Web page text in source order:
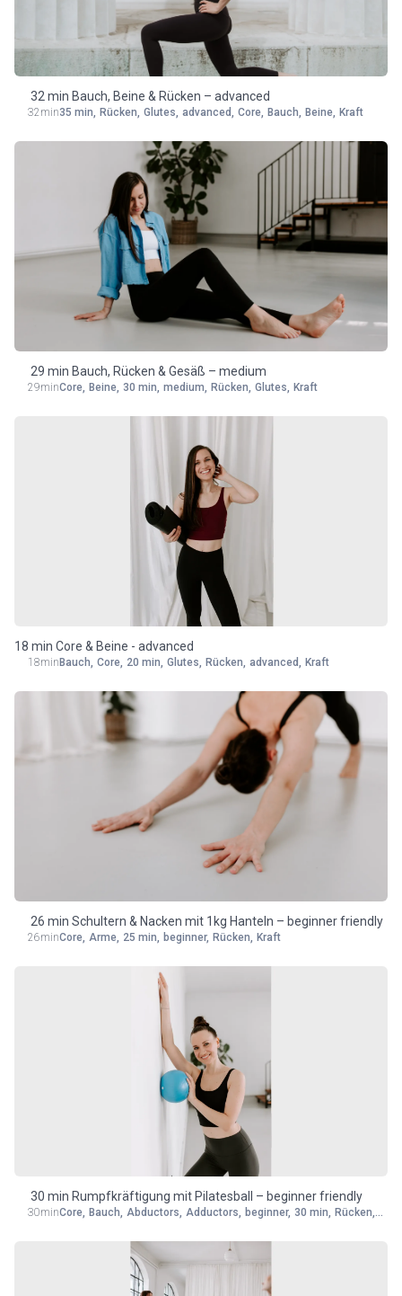
32 min Bauch, Beine & Rücken – advanced
32min35 min, Rücken, Glutes, advanced, Core, Bauch, Beine, Kraft
29 min Bauch, Rücken & Gesäß – medium
29minCore, Beine, 30 min, medium, Rücken, Glutes, Kraft
18 min Core & Beine - advanced
18min Bauch, Core, 20 min, Glutes, Rücken, advanced, Kraft
26 min Schultern & Nacken mit 1kg Hanteln – beginner friendly
26minCore, Arme, 25 min, beginner, Rücken, Kraft
30 min Rumpfkräftigung mit Pilatesball – beginner friendly
30minCore, Bauch, Abductors, Adductors, beginner, 30 min, Rücken, Kraft